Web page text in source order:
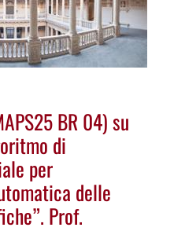
BR 04) su
di
per
delle
Prof.